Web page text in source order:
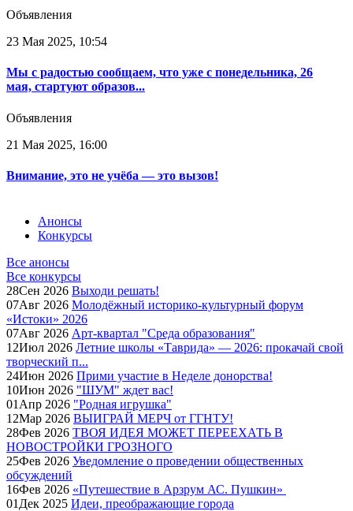
Объявления
23 Мая 2025, 10:54
Мы с радостью сообщаем, что уже с понедельника, 26
мая, стартуют образов...
Объявления
21 Мая 2025, 16:00
Внимание, это не учёба — это вызов!
Анонсы
Конкурсы
Все анонсы
Все конкурсы
28Сен 2026 Выходи решать!
07Авг 2026 Молодёжный историко-культурный форум
«Истоки» 2026
07Авг 2026 Арт-квартал "Среда образования"
12Июл 2026 Летние школы «Таврида» — 2026: прокачай свой
творческий п...
24Июн 2026 Прими участие в Неделе донорства!
10Июн 2026 "ШУМ" ждет вас!
01 Апр 2026 "Родная игрушка"
12Мар 2026 ВЫИГРАЙ МЕРЧ от ГГНТУ!
28Фев 2026 ТВОЯ ИДЕЯ МОЖЕТ ПЕРЕЕХАТЬ В
НОВОСТРОЙКИ ГРОЗНОГО
25Фев 2026 Уведомление о проведении общественных
обсуждений
16Фев 2026 «Путешествие в Арзрум АС. Пушкин»
01 Дек 2025 Идеи, преображающие города